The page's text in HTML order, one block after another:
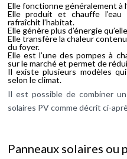
Elle fonctionne généralement à
Elle produit et chauffe l’eau
rafraîchit l’habitat.
Elle génère plus d’énergie
Elle transfère la chaleur
du foyer.
Elle est l’une des pompes à
sur le marché et permet de
Il existe plusieurs modèles
selon le climat.
Il est possible de combiner
solaires PV comme décrit ci-
Panneaux solaires ou